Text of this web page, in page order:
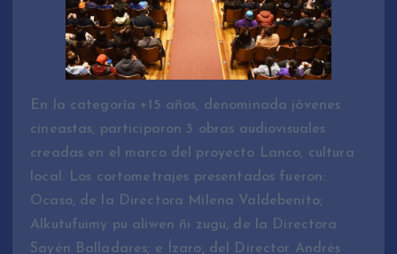
En la categoría +15 años, denominada jóvenes
cineastas, participaron 3 obras audiovisuales
creadas en el marco del proyecto Lanco, cultura
local. Los cortometrajes presentados fueron:
Ocaso, de la Directora Milena Valdebenito;
Alkutufuimy pu aliwen ñi zugu, de la Directora
Sayén Balladares; e Ízaro, del Director Andrés